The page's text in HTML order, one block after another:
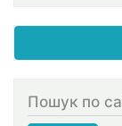
Пошук по